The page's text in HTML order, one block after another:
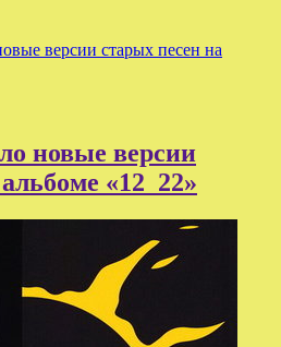
версии старых песен на
новые версии
«12_22»